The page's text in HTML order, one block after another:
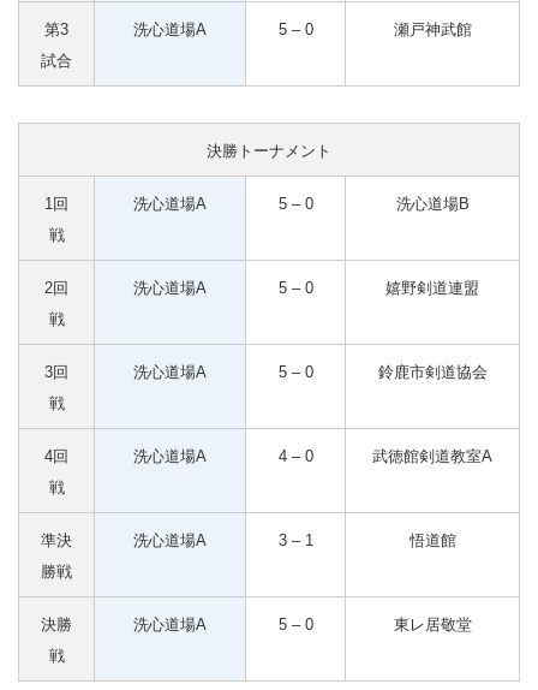
第3
試合
洗心道場A 5 – 0 瀬戸神武館
決勝トーナメント
1回
戦
洗心道場A 5 – 0 洗心道場B
2回
戦
洗心道場A 5 – 0 嬉野剣道連盟
3回
戦
洗心道場A 5 – 0 鈴鹿市剣道協会
4回
戦
洗心道場A 4 – 0 武徳館剣道教室A
準決
勝戦
洗心道場A 3 – 1 悟道館
決勝
戦
洗心道場A 5 – 0 東レ居敬堂